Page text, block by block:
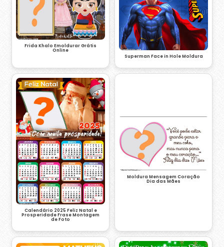
Frida Khalo Emoldurar Grátis
Online
Superman Face in Hole Moldura
Calendário 2025 Feliz Natal e
Prosperidade Frase Montagem
de Foto
Moldura Mensagem Coração
Dia das Mães